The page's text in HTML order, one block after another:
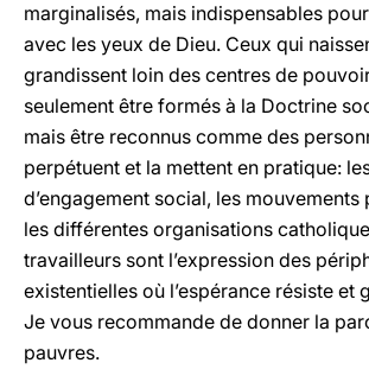
marginalisés, mais indispensables
avec les yeux de Dieu. Ceux qui
grandissent loin des centres de
seulement être formés à la Doctrine
mais être reconnus comme des
perpétuent et la mettent en pratique:
d’engagement social, les mouvements
les différentes organisations
travailleurs sont l’expression des
existentielles où l’espérance résiste et
Je vous recommande de donner la
pauvres.